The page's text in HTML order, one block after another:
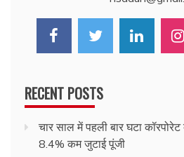
RECENT POSTS
चार साल में पहली बार घटा कॉरपोरेट
8.4% कम जुटाई पूंजी